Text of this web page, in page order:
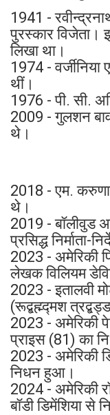
1941 -
पुरस्कार विजेता।
लिखा था।
1974 -
थीं।
1976 - पी. सी.
2009 - गुलशन
थे।
2018 - एम.
थे।
2019 - बॉलीवुड
प्रसिद्ध
2023 - अमेरिकी
लेखक विलियम
2023 - इतालवी
(रूद्बह्म्द्मश
2023 - अमेरिकी
प्राइस (81) का
2023 - अमेरिकी
निधन हुआ।
2024 - अमेरिकी
बॉडी डिमेंशिया से